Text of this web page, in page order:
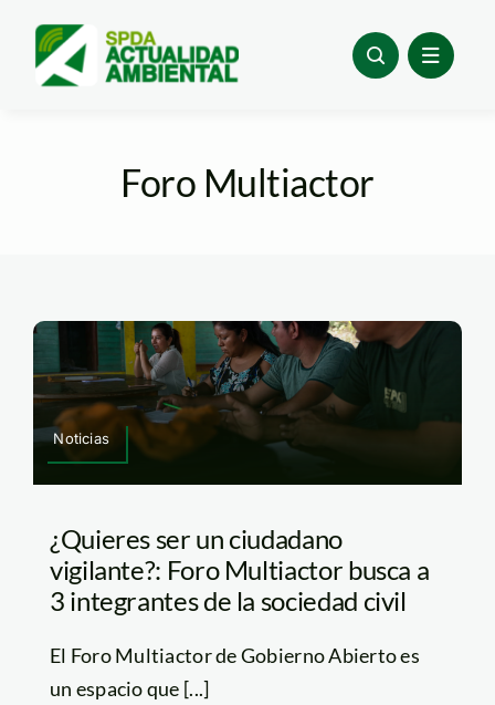
content
Foro Multiactor
Noticias
¿Quieres ser un ciudadano
vigilante?: Foro Multiactor busca a
3 integrantes de la sociedad civil
El Foro Multiactor de Gobierno Abierto es
un espacio que [...]